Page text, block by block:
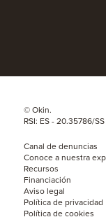
© Okin.
RSI: ES - 20.35786/SS
Canal de denuncias
Conoce a nuestra
Recursos
Financiación
Aviso legal
Política de privacidad
Política de cookies